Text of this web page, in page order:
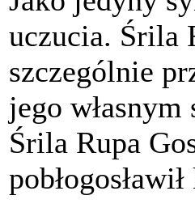
uczucia. Śrila
szczególnie
jego
Śrila Rupa